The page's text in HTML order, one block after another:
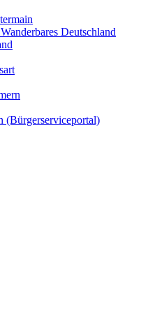
Deutschland
(Bürgerserviceportal)